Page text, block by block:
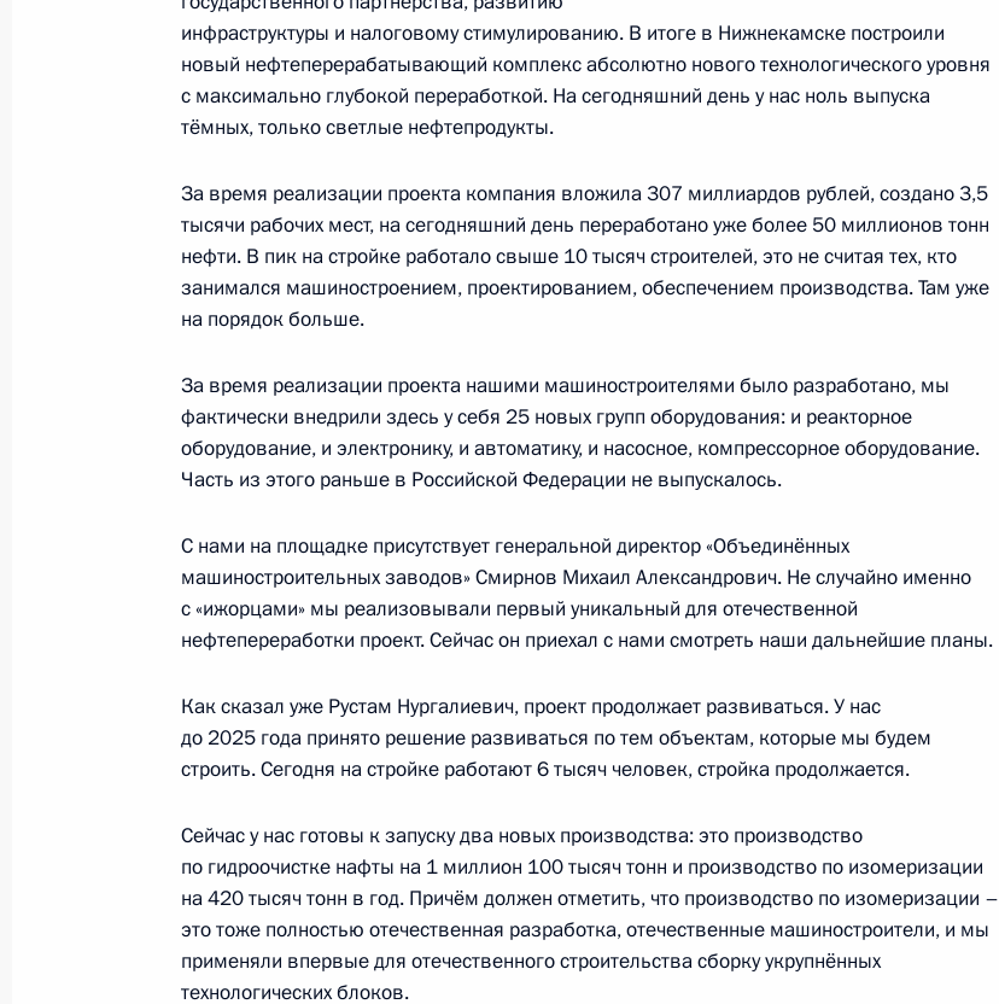
Посещение Института фундаментальной медицины и биологии
Всероссийский форум студенческих клубов «Вместе вперёд!»
25 января 2018 года, 15:30
Посещение Казанского авиационного завода имени
С.П.Горбунова
25 января 2018 года, 15:00
Встреча с Минтимером Шаймиевым
25 января 2018 года, 13:15
Встреча с муфтиями централизованных религиозных
организаций мусульман России и руководителями Болгарской
25 января 2018 года, 00:40
Встреча с главой Татарстана Рустамом Миннихановым
инфраструктуры и налоговому стимулированию. В итоге в Нижнекамске построили
новый нефтеперерабатывающий комплекс абсолютно нового технологического уровня
с максимально глубокой переработкой. На сегодняшний день у нас ноль выпуска
тёмных, только светлые нефтепродукты.
За время реализации проекта компания вложила 307 миллиардов рублей, создано 3,5
тысячи рабочих мест, на сегодняшний день переработано уже более 50 миллионов тонн
нефти. В пик на стройке работало свыше 10 тысяч строителей, это не считая тех, кто
занимался машиностроением, проектированием, обеспечением производства. Там уже
на порядок больше.
За время реализации проекта нашими машиностроителями было разработано, мы
фактически внедрили здесь у себя 25 новых групп оборудования: и реакторное
оборудование, и электронику, и автоматику, и насосное, компрессорное оборудование.
Часть из этого раньше в Российской Федерации не выпускалось.
С нами на площадке присутствует генеральной директор «Объединённых
машиностроительных заводов» Смирнов Михаил Александрович. Не случайно именно
с «ижорцами» мы реализовывали первый уникальный для отечественной
нефтепереработки проект. Сейчас он приехал с нами смотреть наши дальнейшие планы.
Как сказал уже Рустам Нургалиевич, проект продолжает развиваться. У нас
до 2025 года принято решение развиваться по тем объектам, которые мы будем
строить. Сегодня на стройке работают 6 тысяч человек, стройка продолжается.
Сейчас у нас готовы к запуску два новых производства: это производство
по гидроочистке нафты на 1 миллион 100 тысяч тонн и производство по изомеризации
на 420 тысяч тонн в год. Причём должен отметить, что производство по изомеризации –
это тоже полностью отечественная разработка, отечественные машиностроители, и мы
применяли впервые для отечественного строительства сборку укрупнённых
технологических блоков.